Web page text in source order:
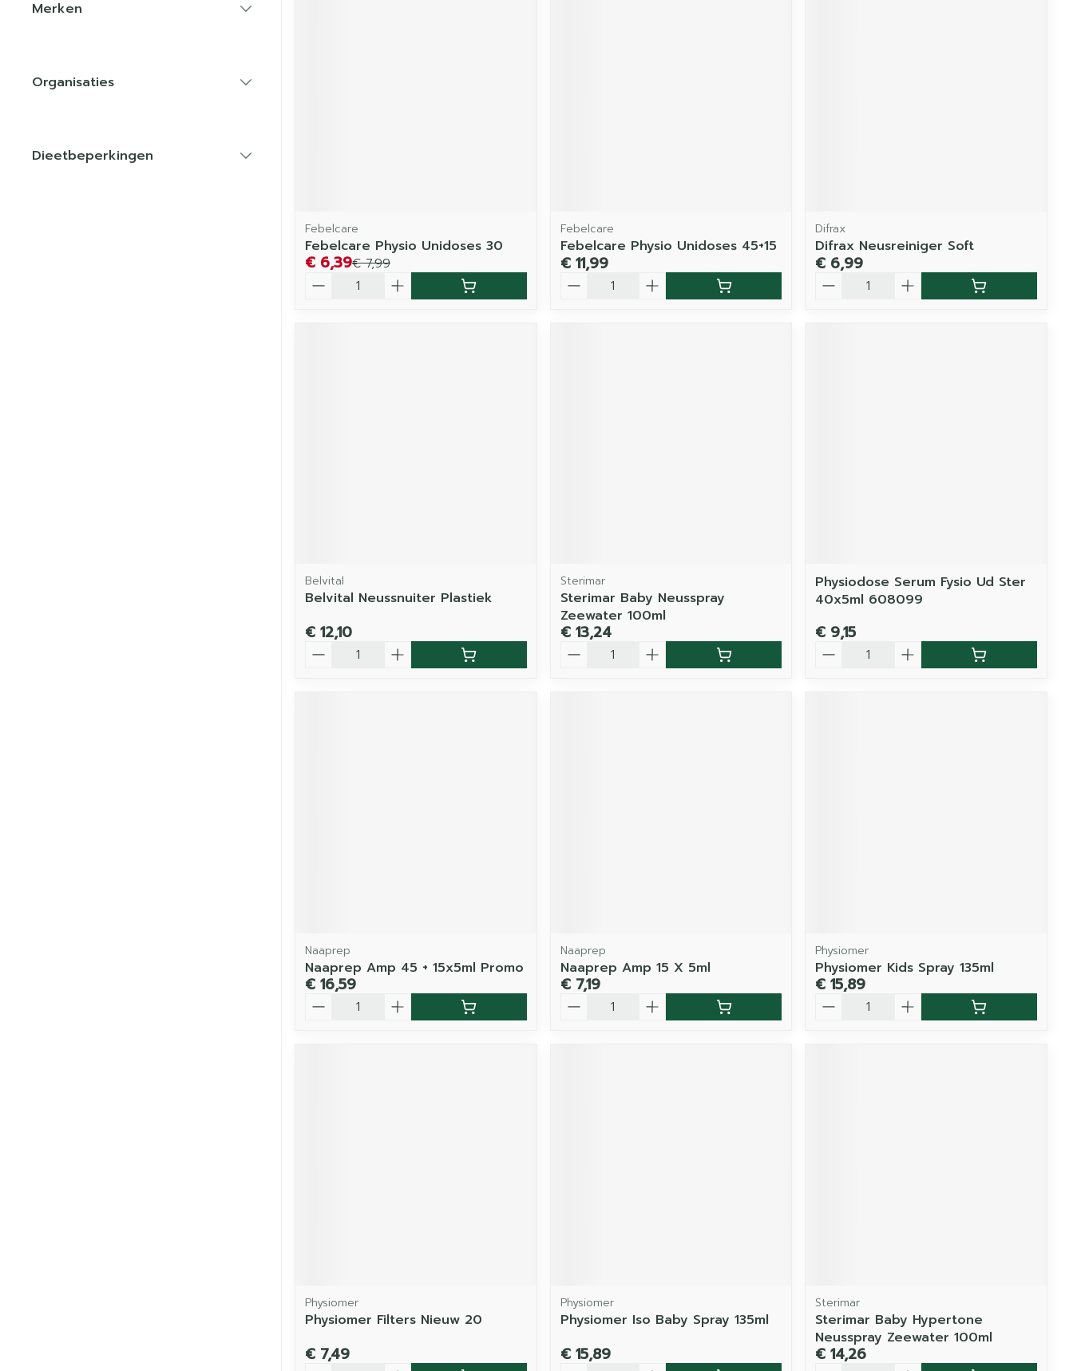
Merken
Organisaties
Dieetbeperkingen
Febelcare
Febelcare Physio Unidoses 30
€ 7,99
€ 6,39
Febelcare
Febelcare Physio Unidoses 45+15
€ 11,99
Difrax
Difrax Neusreiniger Soft
€ 6,99
Belvital
Belvital Neussnuiter Plastiek
€ 12,10
Sterimar
Sterimar Baby Neusspray
Zeewater 100ml
€ 13,24
Physiodose Serum Fysio Ud Ster
40x5ml 608099
€ 9,15
Naaprep
Naaprep Amp 45 + 15x5ml Promo
€ 16,59
Naaprep
Naaprep Amp 15 X 5ml
€ 7,19
Physiomer
Physiomer Kids Spray 135ml
€ 15,89
Physiomer
Physiomer Filters Nieuw 20
€ 7,49
Physiomer
Physiomer Iso Baby Spray 135ml
€ 15,89
Sterimar
Sterimar Baby Hypertone
Neusspray Zeewater 100ml
€ 14,26